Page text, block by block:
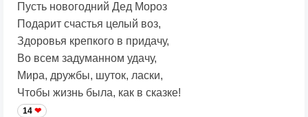
Пусть новогодний Дед Мороз
Подарит счастья целый воз,
Здоровья крепкого в придачу,
Во всем задуманном удачу,
Мира, дружбы, шуток, ласки,
Чтобы жизнь была, как в сказке!
14